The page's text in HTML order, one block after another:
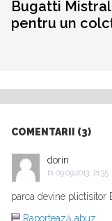
Bugatti
pentru un
COMENTARII (3)
dorin
la 09.09.2013, 21:35
parca devine plictisitor
Raportează abuz